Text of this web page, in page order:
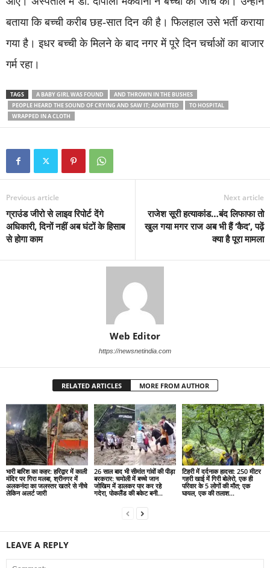
बताया कि बच्ची करीब छह-सात दिन की है। फिलहाल उसे भर्ती कराया
गया है। इधर बच्ची के मिलने के बाद नगर में पूरे दिन चर्चाओं का बाजार
गर्म रहा।
TAGS A BABY GIRL WAS FOUND
AND THROWN IN THE BUSHES
PEOPLE HEARD THE SOUND OF CRYING AND SAW IT; ADMITTED
TO HOSPITAL
WRAPPED IN A CLOTH
Previous article
ग्राउंड जीरो से लाइव रिपोर्ट देंगे
अधिकारी, दिनों नहीं अब घंटों के हिसाब
से होगा काम
Next article
राजेश सूरी हत्याकांड…बंद लिफाफा तो
खुल गया मगर राज अब भी हैं ‘कैद’, पढ़ें
क्या है पूरा मामला
Web Editor
https://newsnetindia.com
RELATED ARTICLES MORE FROM AUTHOR
भारी बारिश का कहर: हरिद्वार में काली
मंदिर पर गिरा मलबा, श्रीनगर में
अलकनंदा का जलस्तर खतरे से नीचे
लेकिन अलर्ट जारी
26 साल बाद भी सीमांत गांवों की पीड़ा
बरकरार: चमोली में बच्चे जान
जोखिम में डालकर पार कर रहे
गदेरा, पोकलैंड की बकेट बनी...
टिहरी में दर्दनाक हादसा: 250 मीटर
गहरी खाई में गिरी बोलेरो, एक ही
परिवार के 5 लोगों की मौत; एक
घायल, एक की तलाश...
LEAVE A REPLY